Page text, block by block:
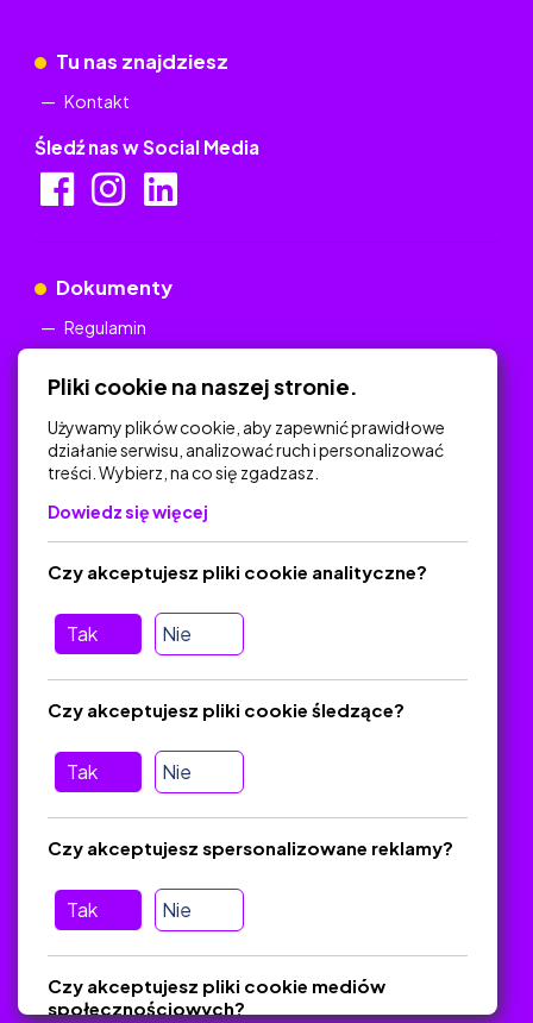
Tu nas znajdziesz
Kontakt
Śledź nas w Social Media
Dokumenty
Regulamin
Na skróty
Polityka Prywatności
Regulamin
O platformie
Baza materiałów dydaktycznych
Jak zostać autorem
FAQ
wiadomość nie trafiła do folderu SPAM)
Materiały chronione Prawem Autorskim.
Pliki cookie na naszej stronie.
Używamy plików cookie, aby zapewnić prawidłowe
działanie serwisu, analizować ruch i personalizować
treści. Wybierz, na co się zgadzasz.
Dowiedz się więcej
Tak Nie
Czy akceptujesz pliki cookie analityczne?
Tak Nie
Czy akceptujesz pliki cookie śledzące?
Tak Nie
Czy akceptujesz spersonalizowane reklamy?
Czy akceptujesz pliki cookie mediów
społecznościowych?